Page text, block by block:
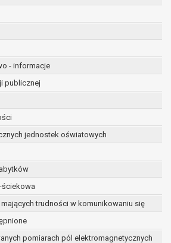
- informacje
publicznej
jednostek oświatowych
trudności w komunikowaniu się
pomiarach pól elektromagnetycznych
prawa.
osobowe będą przetwarzane
do realizacji celu dla jakiego
oraz zgodnie z terminami
przez przepisy prawa
dane osobowe przetwarzane są
osoby, której dane dotyczą
odbywa się do czasu wycofania tej
dane osobowe przetwarzane są
i realizacji umowy przetwarzanie
okres niezbędny do realizacji
a po tym czasie w zakresie
przepisy prawa lub dla
ewentualnych roszczeń, a w
zgody na przetwarzanie